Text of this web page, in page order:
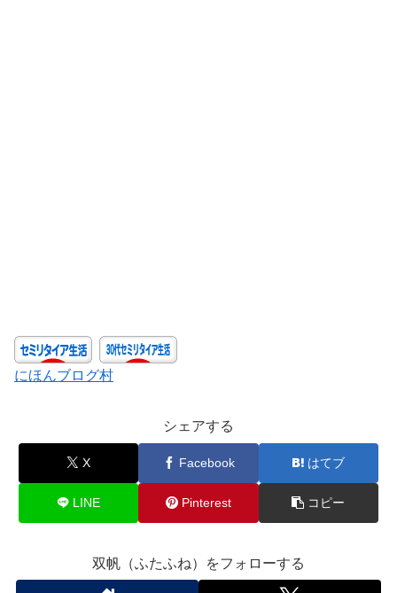
にほんブログ村
シェアする
X Facebook はてブ
LINE Pinterest コピー
双帆（ふたふね）をフォローする